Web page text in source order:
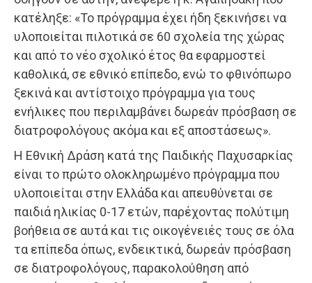
κατέληξε: «Το πρόγραμμα έχει ήδη ξεκινήσει να
υλοποιείται πιλοτικά σε 60 σχολεία της χώρας
και από το νέο σχολικό έτος θα εφαρμοστεί
καθολικά, σε εθνικό επίπεδο, ενώ το φθινόπωρο
ξεκινά και αντίστοιχο πρόγραμμα για τους
ενήλικες που περιλαμβάνει δωρεάν πρόσβαση σε
διατροφολόγους ακόμα και εξ αποστάσεως».
Η Εθνική Δράση κατά της Παιδικής Παχυσαρκίας
είναι το πρώτο ολοκληρωμένο πρόγραμμα που
υλοποιείται στην Ελλάδα και απευθύνεται σε
παιδιά ηλικίας 0-17 ετών, παρέχοντας πολύτιμη
βοήθεια σε αυτά και τις οικογένειές τους σε όλα
τα επίπεδα όπως, ενδεικτικά, δωρεάν πρόσβαση
σε διατροφολόγους, παρακολούθηση από